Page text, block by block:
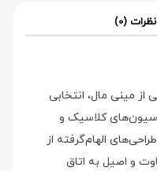
نظرات (0)
مینی‌ مال، انتخابی
کلاسیک و
الهام‌گرفته از
و اصیل به اتاق